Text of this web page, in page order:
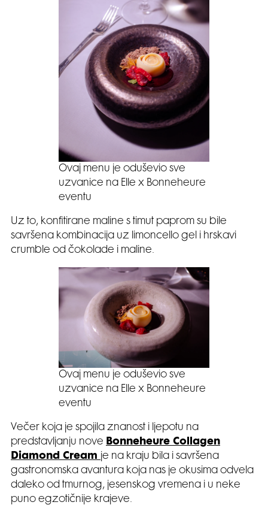
Ovaj menu je oduševio sve
uzvanice na Elle x Bonneheure
eventu
Uz to, konfitirane maline s timut paprom su bile
savršena kombinacija uz limoncello gel i hrskavi
crumble od čokolade i maline.
Ovaj menu je oduševio sve
uzvanice na Elle x Bonneheure
eventu
Večer koja je spojila znanost i ljepotu na
predstavljanju nove Bonneheure Collagen
Diamond Cream je na kraju bila i savršena
gastronomska avantura koja nas je okusima odvela
daleko od tmurnog, jesenskog vremena i u neke
puno egzotičnije krajeve.